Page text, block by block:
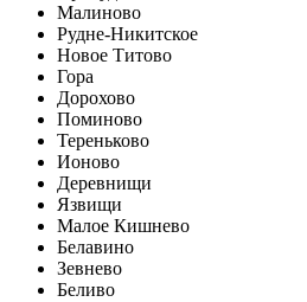
Малиново
Рудне-Никитское
Новое Титово
Гора
Дорохово
Поминово
Тереньково
Ионово
Деревнищи
Язвищи
Малое Кишнево
Белавино
Зевнево
Беливо